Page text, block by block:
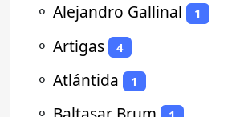
⚬ Alejandro Gallinal 1
⚬ Artigas 4
⚬ Atlántida 1